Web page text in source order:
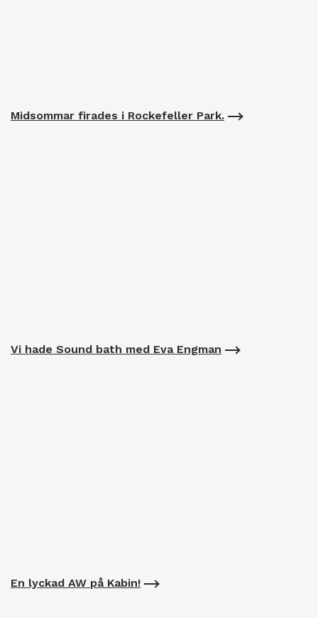
Midsommar firades i Rockefeller Park.
Vi hade Sound bath med Eva Engman
En lyckad AW på Kabin!